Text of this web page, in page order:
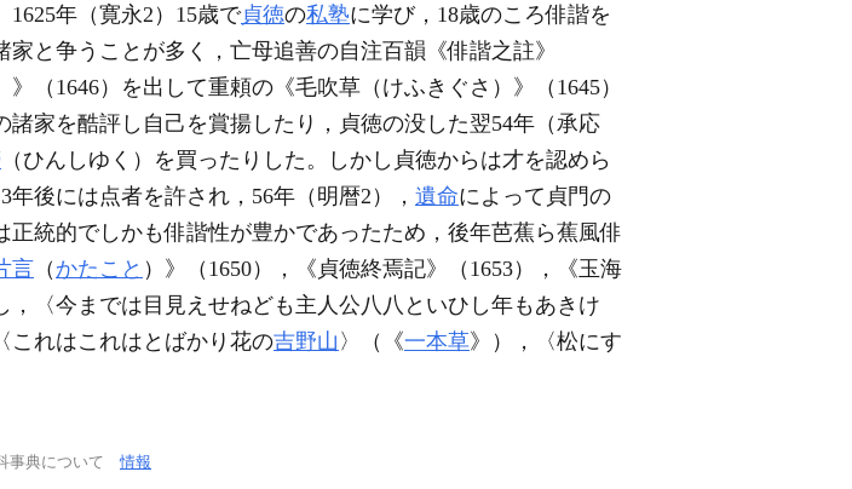
1625年（寛永2）15歳で貞徳の私塾に学び，18歳のころ俳諧を
と争うことが多く，亡母追善の自注百韻《俳諧之註》
》（1646）を出して重頼の《毛吹草（けふきぐさ）》（1645）
家を酷評し自己を賞揚したり，貞徳の没した翌54年（承応
（ひんしゆく）を買ったりした。しかし貞徳からは才を認めら
後には点者を許され，56年（明暦2）， 遺命によって貞門の
正統的でしかも俳諧性が豊かであったため，後年芭蕉ら蕉風俳
言 （ かたこと ）》（1650），《貞徳終焉記》（1653），《玉海
，〈今までは目見えせねども主人公八八といひし年もあきけ
これはこれはとばかり花の吉野山 〉（《一本草》），〈松にす
事典について情報